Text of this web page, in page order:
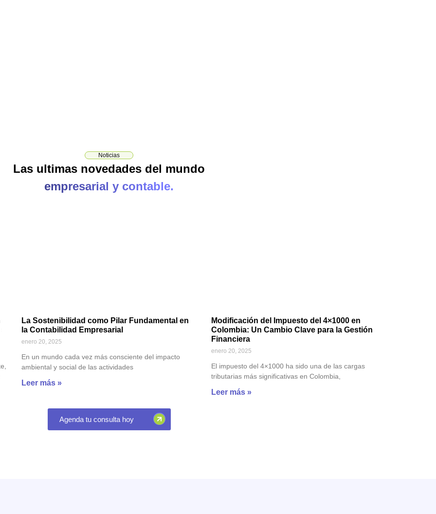
Noticias
Las ultimas novedades del mundo
empresarial y contable.
La Sostenibilidad como Pilar Fundamental en
la Contabilidad Empresarial
enero 20, 2025
En un mundo cada vez más consciente del impacto
ambiental y social de las actividades
Leer más »
Modificación del Impuesto del 4×1000 en
Colombia: Un Cambio Clave para la Gestión
Financiera
enero 20, 2025
El impuesto del 4×1000 ha sido una de las cargas
tributarias más significativas en Colombia,
Leer más »
Agenda tu consulta hoy